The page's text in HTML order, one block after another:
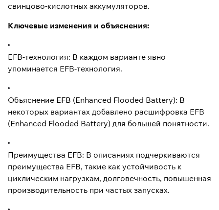
свинцово-кислотных аккумуляторов.
Ключевые изменения и объяснения:
EFB-технология: В каждом варианте явно
упоминается EFB-технология.
Объяснение EFB (Enhanced Flooded Battery): В
некоторых вариантах добавлено расшифровка EFB
(Enhanced Flooded Battery) для большей понятности.
Преимущества EFB: В описаниях подчеркиваются
преимущества EFB, такие как устойчивость к
циклическим нагрузкам, долговечность, повышенная
производительность при частых запусках.